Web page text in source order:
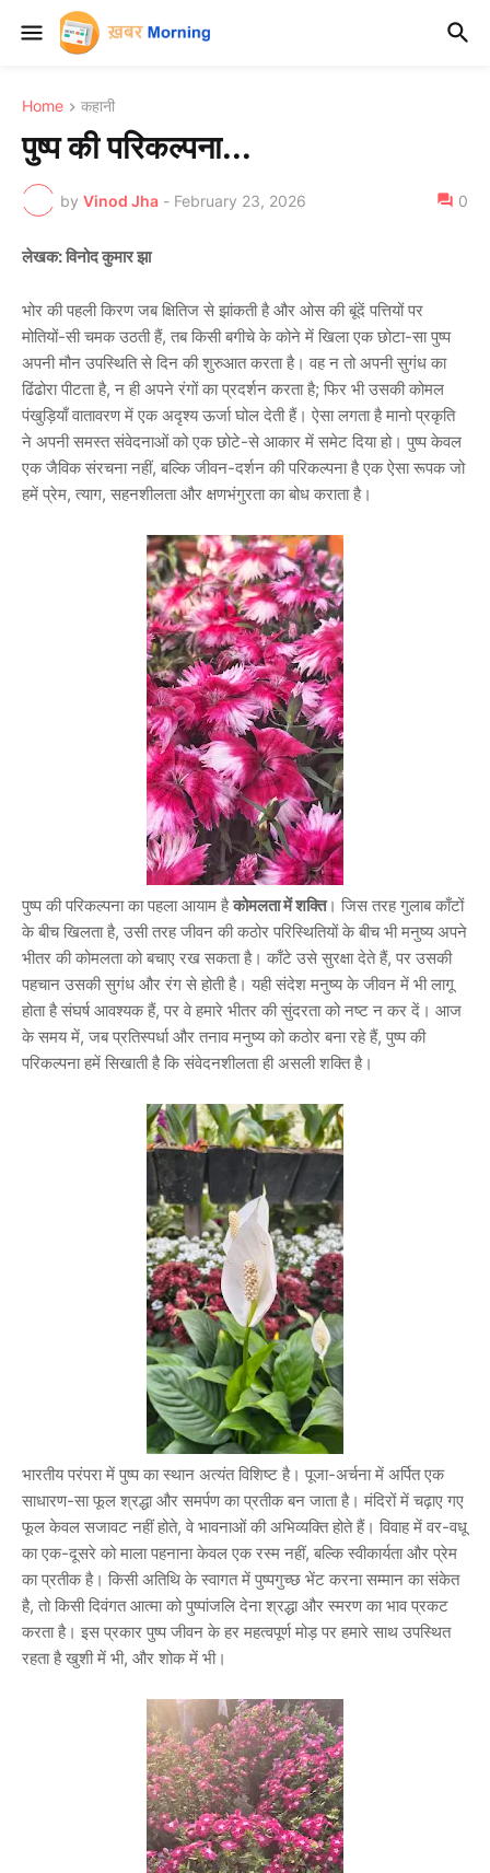
Home कहानी
पुष्प की परिकल्पना...
by Vinod Jha - February 23, 2026 0
लेखक: विनोद कुमार झा
भोर की पहली किरण जब क्षितिज से झांकती है और ओस की बूंदें पत्तियों पर
मोतियों-सी चमक उठती हैं, तब किसी बगीचे के कोने में खिला एक छोटा-सा पुष्प
अपनी मौन उपस्थिति से दिन की शुरुआत करता है। वह न तो अपनी सुगंध का
ढिंढोरा पीटता है, न ही अपने रंगों का प्रदर्शन करता है; फिर भी उसकी कोमल
पंखुड़ियाँ वातावरण में एक अदृश्य ऊर्जा घोल देती हैं। ऐसा लगता है मानो प्रकृति
ने अपनी समस्त संवेदनाओं को एक छोटे-से आकार में समेट दिया हो। पुष्प केवल
एक जैविक संरचना नहीं, बल्कि जीवन-दर्शन की परिकल्पना है एक ऐसा रूपक जो
हमें प्रेम, त्याग, सहनशीलता और क्षणभंगुरता का बोध कराता है।
पुष्प की परिकल्पना का पहला आयाम हैकोमलता में शक्ति। जिस तरह गुलाब काँटों
के बीच खिलता है, उसी तरह जीवन की कठोर परिस्थितियों के बीच भी मनुष्य अपने
भीतर की कोमलता को बचाए रख सकता है। काँटे उसे सुरक्षा देते हैं, पर उसकी
पहचान उसकी सुगंध और रंग से होती है। यही संदेश मनुष्य के जीवन में भी लागू
होता है संघर्ष आवश्यक हैं, पर वे हमारे भीतर की सुंदरता को नष्ट न कर दें। आज
के समय में, जब प्रतिस्पर्धा और तनाव मनुष्य को कठोर बना रहे हैं, पुष्प की
परिकल्पना हमें सिखाती है कि संवेदनशीलता ही असली शक्ति है।
भारतीय परंपरा में पुष्प का स्थान अत्यंत विशिष्ट है। पूजा-अर्चना में अर्पित एक
साधारण-सा फूल श्रद्धा और समर्पण का प्रतीक बन जाता है। मंदिरों में चढ़ाए गए
फूल केवल सजावट नहीं होते, वे भावनाओं की अभिव्यक्ति होते हैं। विवाह में वर-वधू
का एक-दूसरे को माला पहनाना केवल एक रस्म नहीं, बल्कि स्वीकार्यता और प्रेम
का प्रतीक है। किसी अतिथि के स्वागत में पुष्पगुच्छ भेंट करना सम्मान का संकेत
है, तो किसी दिवंगत आत्मा को पुष्पांजलि देना श्रद्धा और स्मरण का भाव प्रकट
करता है। इस प्रकार पुष्प जीवन के हर महत्वपूर्ण मोड़ पर हमारे साथ उपस्थित
रहता है खुशी में भी, और शोक में भी।